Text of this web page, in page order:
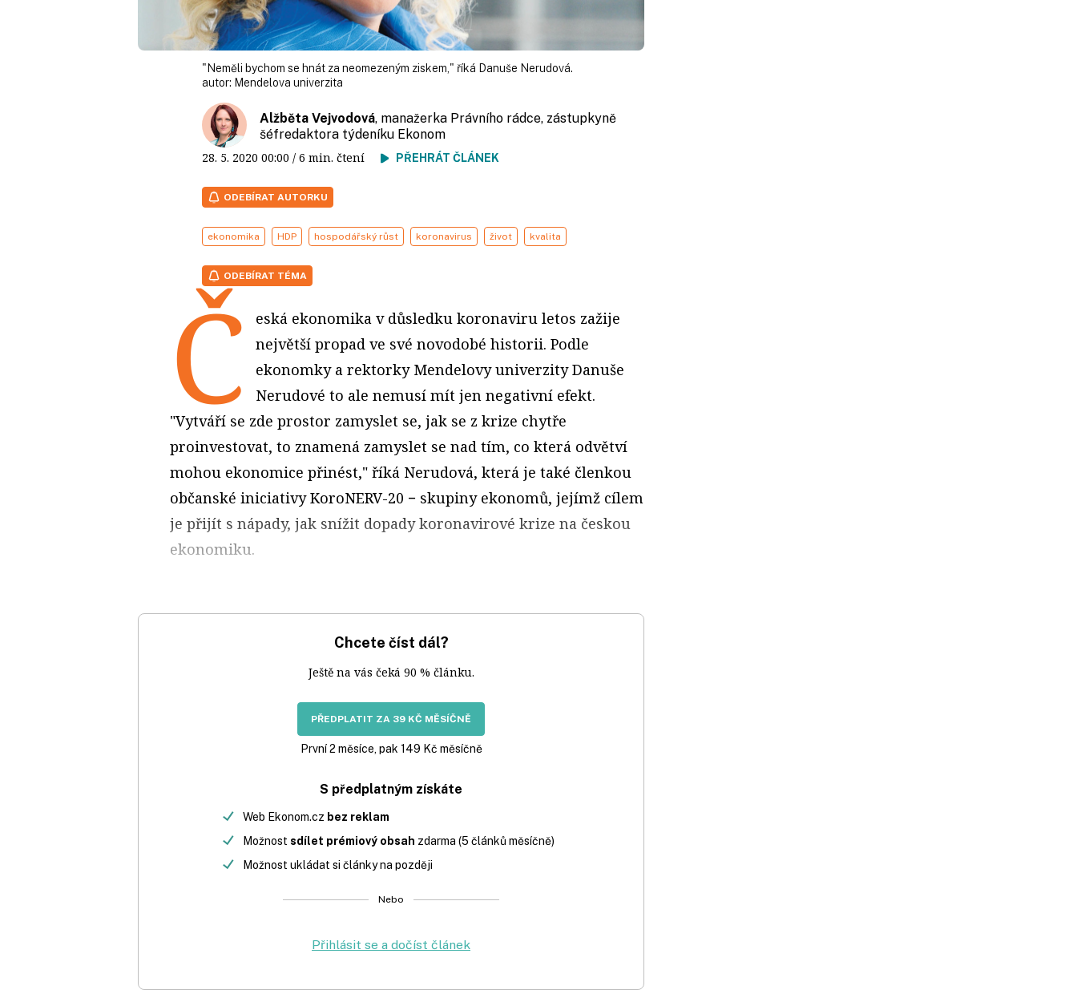
"Neměli bychom se hnát za neomezeným ziskem," říká Danuše Nerudová.
autor: Mendelova univerzita
Alžběta Vejvodová, manažerka Právního rádce, zástupkyně
šéfredaktora týdeníku Ekonom
28. 5. 2020 00:00 / 6 min. čtení PŘEHRÁT ČLÁNEK
ODEBÍRAT AUTORKU
ekonomika HDP hospodářský růst koronavirus život kvalita
ODEBÍRAT TÉMA
Č
eská ekonomika v důsledku koronaviru letos zažije
největší propad ve své novodobé historii. Podle
ekonomky a rektorky Mendelovy univerzity Danuše
Nerudové to ale nemusí mít jen negativní efekt.
"Vytváří se zde prostor zamyslet se, jak se z krize chytře
proinvestovat, to znamená zamyslet se nad tím, co která odvětví
mohou ekonomice přinést," říká Nerudová, která je také členkou
občanské iniciativy KoroNERV-20 − skupiny ekonomů, jejímž cílem
je přijít s nápady, jak snížit dopady koronavirové krize na českou
ekonomiku.
Chcete číst dál?
Ještě na vás čeká 90 % článku.
PŘEDPLATIT ZA 39 KČ MĚSÍČNĚ
První 2 měsíce, pak 149 Kč měsíčně
S předplatným získáte
Web Ekonom.cz bez reklam
Možnost sdílet prémiový obsah zdarma (5 článků měsíčně)
Možnost ukládat si články na později
Nebo
Přihlásit se a dočíst článek